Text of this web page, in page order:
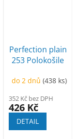
Perfection plain
253 Polokošile
do 2 dnů (438 ks)
352 Kč bez DPH
426 Kč
DETAIL